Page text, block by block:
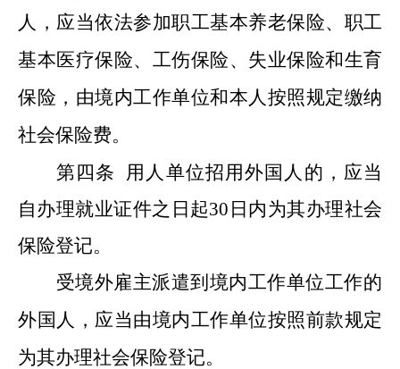
人，应当依法参加职工基本养老保险、职工
基本医疗保险、工伤保险、失业保险和生育
保险，由境内工作单位和本人按照规定缴纳
社会保险费。
第四条
用人单位招用外国人的，应当
自办理就业证件之日起30日内为其办理社会
保险登记。
受境外雇主派遣到境内工作单位工作的
外国人，应当由境内工作单位按照前款规定
为其办理社会保险登记。